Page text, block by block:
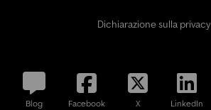
Dichiarazione sulla privacy
Blog Facebook X LinkedIn